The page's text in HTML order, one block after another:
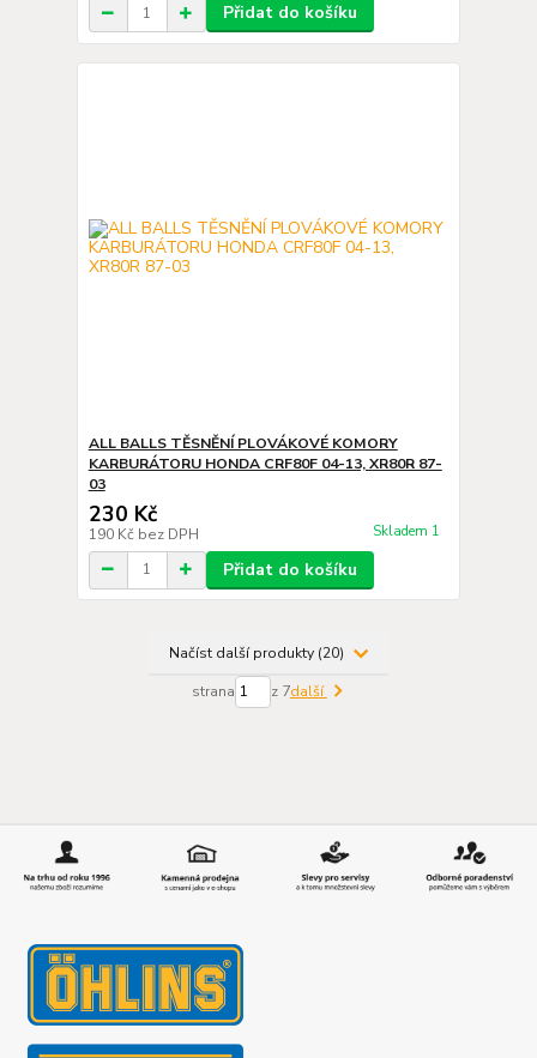
Přidat do košíku
ALL BALLS TĚSNĚNÍ PLOVÁKOVÉ KOMORY
KARBURÁTORU HONDA CRF80F 04-13, XR80R 87-
03
230 Kč
190 Kč bez DPH Skladem 1
Přidat do košíku
Načíst další produkty (20)
strana z 7další